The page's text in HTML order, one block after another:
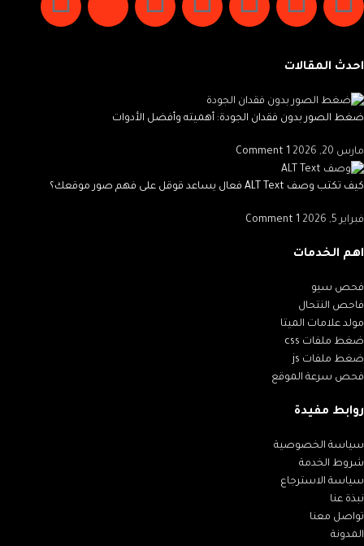
احدث المقالات
ضغط الصور بدون فقدان الجودة: أهميته وأفضل الأدوات
مارس 20, 2026 1 Comment
كيف تكتب وصف ALT Text فعال يساعد قوقل على فهم صور موقعك؟
فبراير 5, 2026 1 Comment
اهم الخدمات
فحص سيو
فاحص النتحال
مولد علامات الميتا
ضغط ملفات css
ضغط ملفات js
فحص سرعة الموقع
روابط مفيدة
سياسة الخصوصية
شروط الخدمة
سياسة الاسترجاع
نبذة عنا
تواصل معنا
المدونة